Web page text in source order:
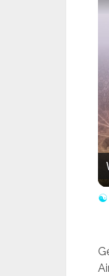
☯